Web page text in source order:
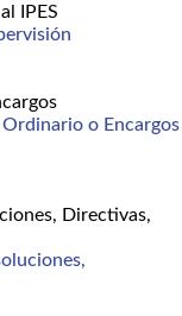
IPES
o Encargos
Directivas,